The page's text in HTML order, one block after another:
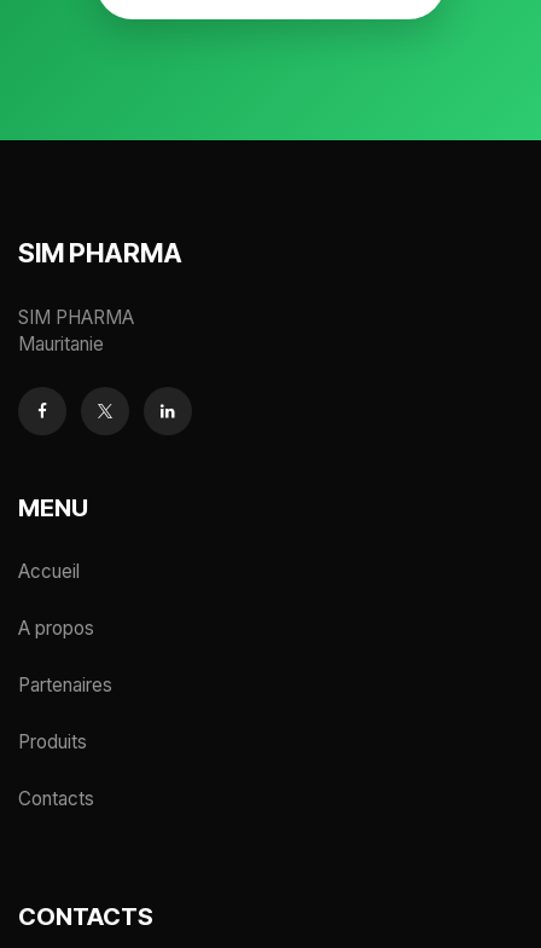
SIM PHARMA
SIM PHARMA
Mauritanie
MENU
Accueil
A propos
Partenaires
Produits
Contacts
CONTACTS